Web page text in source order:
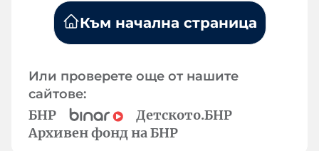
Към начална страница
Или проверете още от нашите
сайтове:
БНР
Детското.БНР
Архивен фонд на БНР